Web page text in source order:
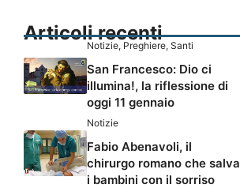
Articoli recenti
Notizie, Preghiere, Santi
San Francesco: Dio ci
illumina!, la riflessione di
oggi 11 gennaio
Notizie
Fabio Abenavoli, il
chirurgo romano che salva
i bambini con il sorriso